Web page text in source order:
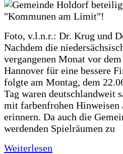
Foto, v.l.n.r.: Dr. Krug und
Nachdem die
vergangenen Monat vor
Hannover für eine bessere
folgte am Montag, dem
Tag waren deutschlandweit
mit farbenfrohen Hinweisen
erinnern. Da auch die
werdenden Spielräumen zu
Weiterlesen